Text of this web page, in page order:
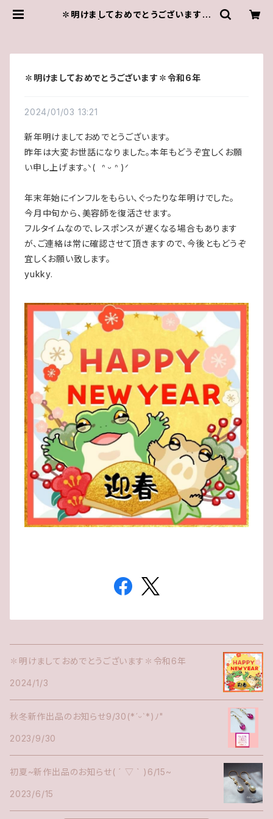
✽明けましておめでとうございます✽
✽明けましておめでとうございます✽令和6年
2024/01/03 13:21
新年明けましておめでとうございます。
昨年は大変お世話になりました。本年もどうぞ宜しくお願
い申し上げます。ᐠ( ᐢ ᵕ ᐢ )ᐟ
年末年始にインフルをもらい、ぐったりな年明けでした。
今月中旬から、美容師を復活させます。
フルタイムなので、レスポンスが遅くなる場合もあります
が、ご連絡は常に確認させて頂きますので、今後ともどうぞ
宜しくお願い致します。
yukky.
✽明けましておめでとうございます✽令和6年
2024/1/3
秋冬新作出品のお知らせ9/30(*ˊᵕˋ*)ﾉ"
2023/9/30
初夏~新作出品のお知らせ( ´ ▽ ` )6/15~
2023/6/15